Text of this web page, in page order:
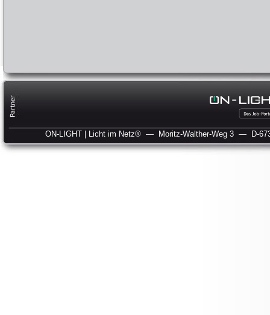
ON-LIGHT | Licht im Netz® — Moritz-Walther-Weg 3 — D-